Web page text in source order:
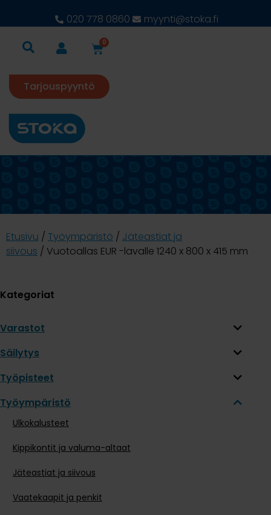
020 778 0860 myynti@stoka.fi
0
Tarjouspyyntö
Etusivu / Työympäristö / Jäteastiat ja
siivous / Vuotoallas EUR -lavalle 1240 x 800 x 415 mm
Kategoriat
Varastot
Säilytys
Työpisteet
Työympäristö
Ulkokalusteet
Kippikontit ja valuma-altaat
Jäteastiat ja siivous
Vaatekaapit ja penkit